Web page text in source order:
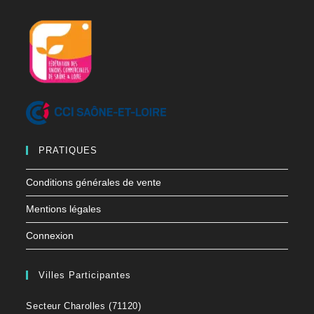
PRATIQUES
Conditions générales de vente
Mentions légales
Connexion
Villes Participantes
Secteur Charolles (71120)